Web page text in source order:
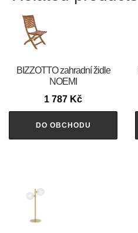
BIZZOTTO zahradní židle
NOEMI
1 787 Kč
DO OBCHODU